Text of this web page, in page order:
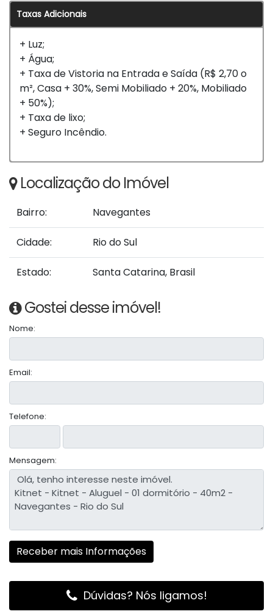
Taxas Adicionais
+ Luz;
+ Água;
+ Taxa de Vistoria na Entrada e Saída (R$ 2,70 o
m², Casa + 30%, Semi Mobiliado + 20%, Mobiliado
+ 50%);
+ Taxa de lixo;
+ Seguro Incêndio.
Localização do Imóvel
Bairro: Navegantes
Cidade: Rio do Sul
Estado: Santa Catarina, Brasil
Gostei desse imóvel!
Nome:
Email:
Telefone:
Mensagem:
Dúvidas? Nós ligamos!